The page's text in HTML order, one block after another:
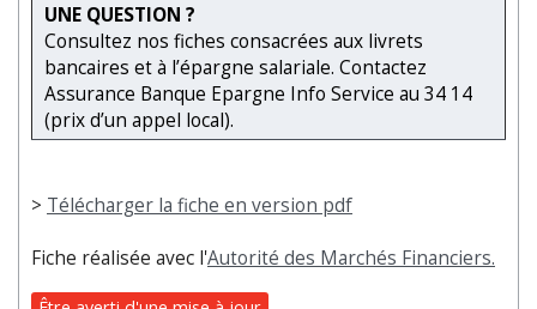
UNE QUESTION ?
Consultez nos fiches consacrées aux livrets
bancaires et à l’épargne salariale. Contactez
Assurance Banque Epargne Info Service au 34 14
(prix d’un appel local).
> Télécharger la fiche en version pdf
Fiche réalisée avec l'Autorité des Marchés Financiers.